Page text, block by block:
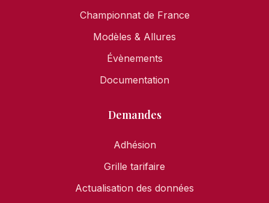
Championnat de France
Modèles & Allures
Évènements
Documentation
Demandes
Adhésion
Grille tarifaire
Actualisation des données